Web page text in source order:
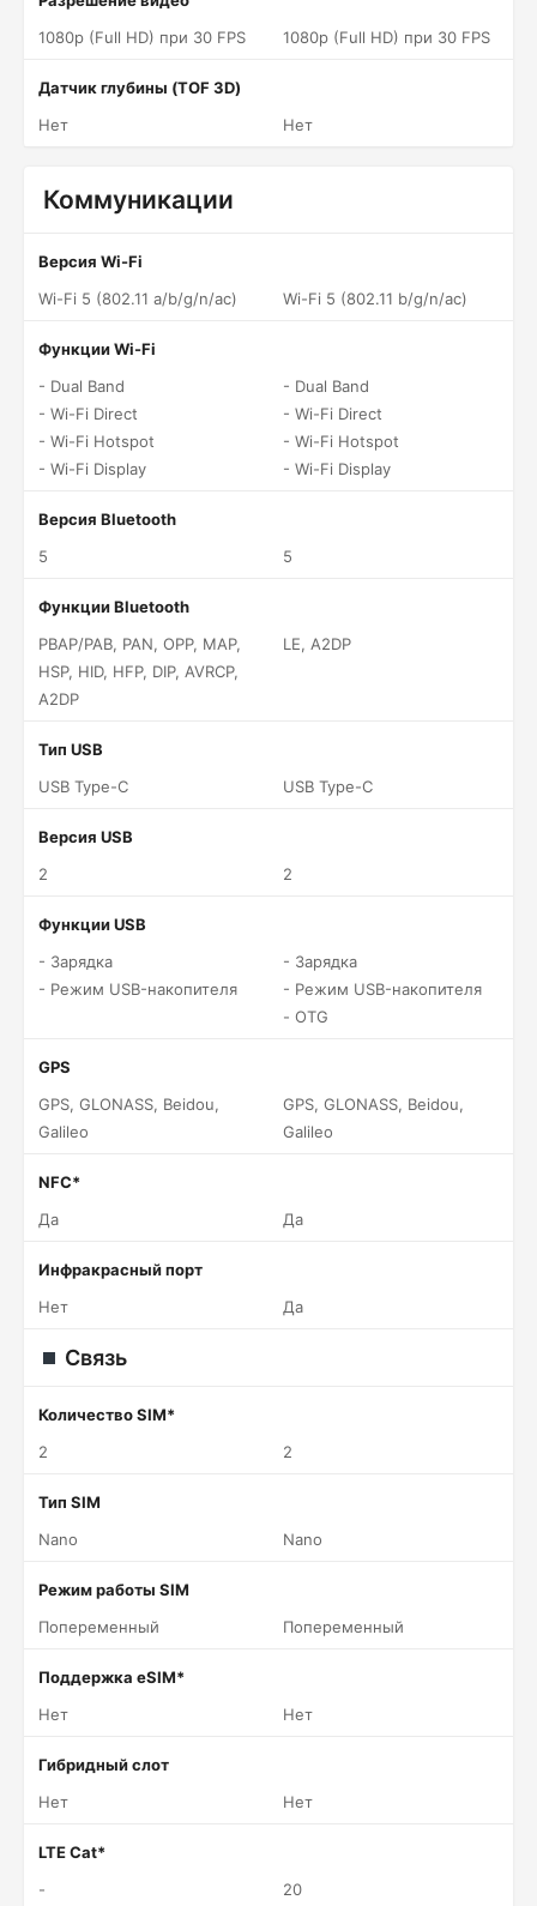
1080p (Full HD) при 30 FPS
1080p (Full HD) при 30 FPS
Датчик глубины (TOF 3D)
Нет
Нет
Коммуникации
Версия Wi-Fi
Wi-Fi 5 (802.11 a/b/g/n/ac)
Wi-Fi 5 (802.11 b/g/n/ac)
Функции Wi-Fi
- Dual Band
- Wi-Fi Direct
- Wi-Fi Hotspot
- Wi-Fi Display
- Dual Band
- Wi-Fi Direct
- Wi-Fi Hotspot
- Wi-Fi Display
Версия Bluetooth
5
5
Функции Bluetooth
PBAP/PAB, PAN, OPP, MAP,
HSP, HID, HFP, DIP, AVRCP,
A2DP
LE, A2DP
Тип USB
USB Type-C
USB Type-C
Версия USB
2
2
Функции USB
- Зарядка
- Режим USB-накопителя
- Зарядка
- Режим USB-накопителя
- OTG
GPS
GPS, GLONASS, Beidou,
Galileo
GPS, GLONASS, Beidou,
Galileo
NFC*
Да
Да
Инфракрасный порт
Нет
Да
Связь
Количество SIM*
2
2
Тип SIM
Nano
Nano
Режим работы SIM
Попеременный
Попеременный
Поддержка eSIM*
Нет
Нет
Гибридный слот
Нет
Нет
LTE Cat*
-
20